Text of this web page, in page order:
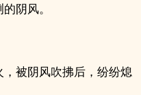
阴风。
被阴风吹拂后，纷纷熄